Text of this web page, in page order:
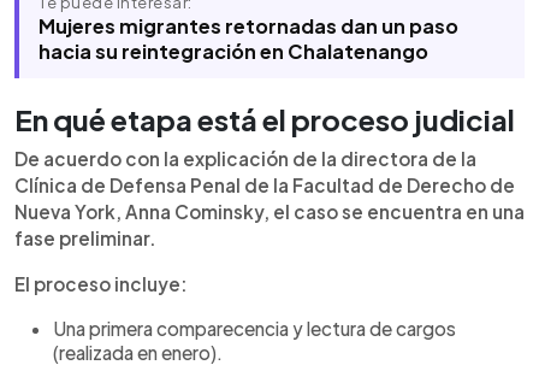
Mujeres migrantes retornadas dan un paso
hacia su reintegración en Chalatenango
En qué etapa está el proceso judicial
De acuerdo con la explicación de la directora de la
Clínica de Defensa Penal de la Facultad de Derecho de
Nueva York, Anna Cominsky, el caso se encuentra en una
fase preliminar.
El proceso incluye:
Una primera comparecencia y lectura de cargos
(realizada en enero).